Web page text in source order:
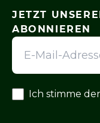
JETZT
ABONNIEREN
Ich stimme der